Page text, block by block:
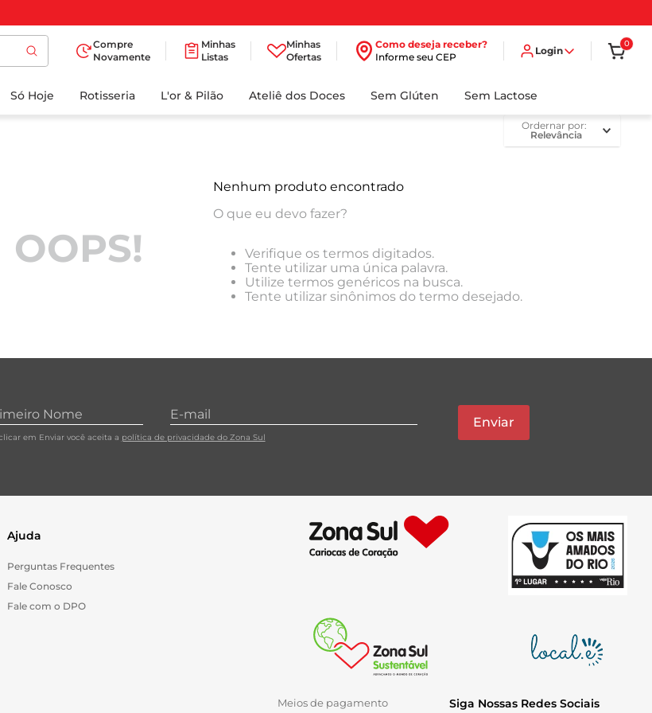
Compre
Novamente
Minhas
Listas
Minhas
Ofertas
Como deseja receber?
Informe seu CEP
Login
0
Só Hoje Rotisseria L'or & Pilão Ateliê dos Doces Sem Glúten Sem Lactose
ordernar por
Relevância
OOPS!
Nenhum produto encontrado
O que eu devo fazer?
Verifique os termos digitados.
Tente utilizar uma única palavra.
Utilize termos genéricos na busca.
Tente utilizar sinônimos do termo desejado.
em Enviar você aceita a política de privacidade do Zona Sul
Enviar
Ajuda
Perguntas Frequentes
Fale Conosco
Fale com o DPO
Meios de pagamento Siga Nossas Redes Sociais
BUSCADOS
5
azeite
6º
detergente